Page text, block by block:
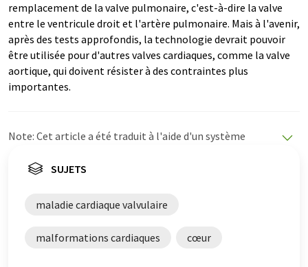
remplacement de la valve pulmonaire, c'est-à-dire la valve
entre le ventricule droit et l'artère pulmonaire. Mais à l'avenir,
après des tests approfondis, la technologie devrait pouvoir
être utilisée pour d'autres valves cardiaques, comme la valve
aortique, qui doivent résister à des contraintes plus
importantes.
Note: Cet article a été traduit à l'aide d'un système
propose ces traductions automatiques pour présenter
été traduit avec traduction automatique, il est possible
qu'il contienne des erreurs de vocabulaire, de syntaxe ou
de grammaire. L'article original dans Allemand peut
SUJETS
maladie cardiaque valvulaire
malformations cardiaques cœur